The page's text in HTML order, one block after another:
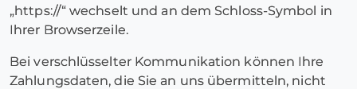
„https://“ wechselt und an dem Schloss-Symbol in
Ihrer Browserzeile.
Bei verschlüsselter Kommunikation können Ihre
Zahlungsdaten, die Sie an uns übermitteln, nicht